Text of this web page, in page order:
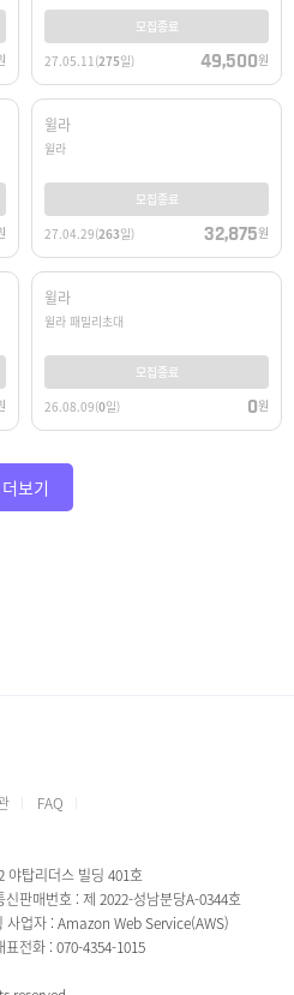
모집종료
27.05.11(275일) 49,500원
윌라
윌라
모집종료
27.04.29(263일) 32,875원
윌라
윌라 패밀리초대
모집종료
26.08.09(0일) 0원
더보기
FAQ
야탑리더스 빌딩 401호
신판매번호 : 제 2022-성남분당A-0344호
사업자 : Amazon Web Service(AWS)
표전화 : 070-4354-1015